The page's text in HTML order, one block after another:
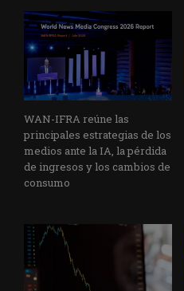
WAN-IFRA reúne las
principales estrategias de los
medios ante la IA, la pérdida
de ingresos y los cambios de
consumo